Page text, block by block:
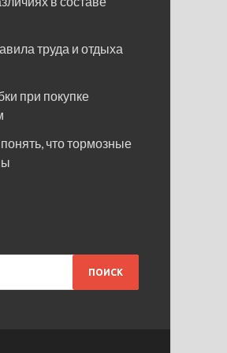
труда и отдыха
при покупке
что тормозные